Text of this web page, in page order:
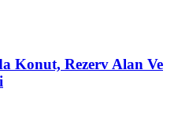
Konut, Rezerv Alan Ve